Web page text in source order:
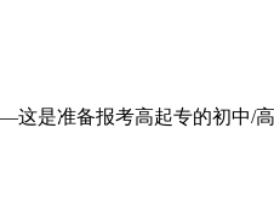
是准备报考高起专的初中/